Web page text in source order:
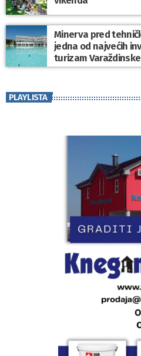
Minerva pred
jedna od najvećih
turizam
PLAYLISTA